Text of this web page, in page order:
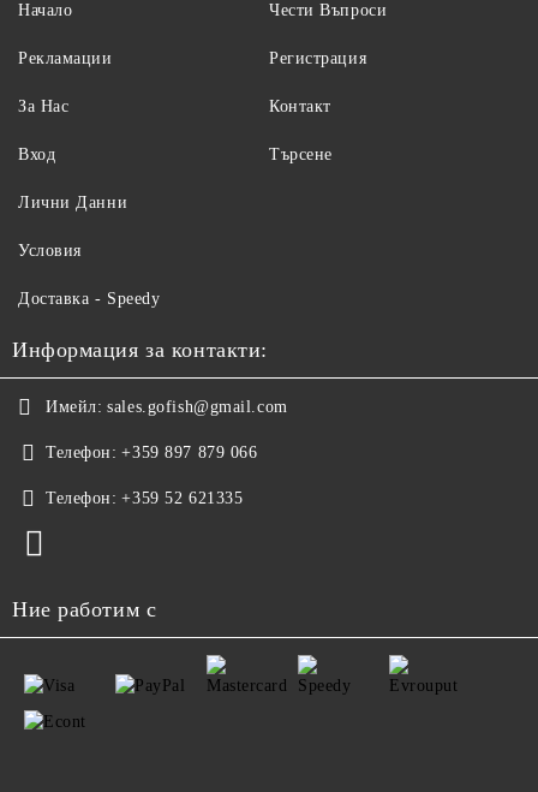
Начало
Рекламации
За Нас
Вход
Чести Въпроси
Регистрация
Контакт
Търсене
Лични Данни
Условия
Доставка - Speedy
Информация за контакти:
Имейл: sales.gofish@gmail.com
Телефон: +359 897 879 066
Телефон: +359 52 621335
Ние работим с